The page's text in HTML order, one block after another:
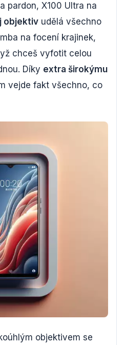
pardon, X100 Ultra na
objektiv udělá všechno
na focení krajinek,
chceš vyfotit celou
Díky extra širokýmu
vejde fakt všechno, co
objektivem se